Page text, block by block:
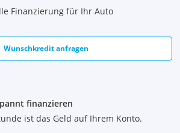
Finanzierung für Ihr Auto
Wunschkredit anfragen
finanzieren
ist das Geld auf Ihrem Konto.